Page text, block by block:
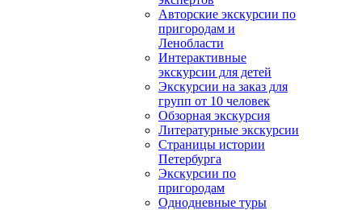
Авторские экскурсии по
пригородам и
Ленобласти
Интерактивные
экскурсии для детей
Экскурсии на заказ для
групп от 10 человек
Обзорная экскурсия
Литературные экскурсии
Страницы истории
Петербурга
Экскурсии по
пригородам
Однодневные туры